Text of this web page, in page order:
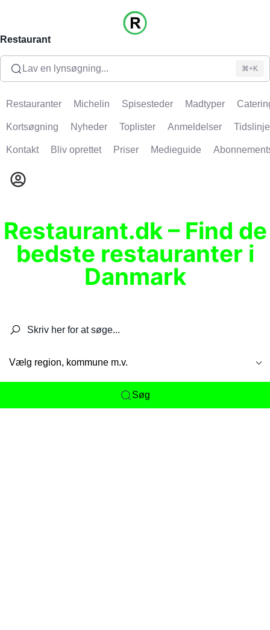
Restaurant
Lav en lynsøgning... ⌘+K
Restauranter Michelin Spisesteder Madtyper
Kortsøgning Nyheder Toplister Anmeldelser Tidslinje
Kontakt Bliv oprettet Priser Medieguide
Restaurant.dk – Find de
bedste restauranter i
Danmark
Vælg region, kommune m.v.
Søg